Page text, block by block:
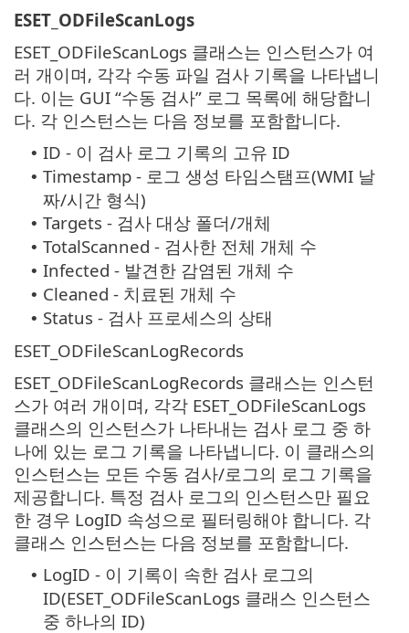
ESET_ODFileScanLogs
ESET_ODFileScanLogs 클래스는 인스턴스가 여
러 개이며, 각각 수동 파일 검사 기록을 나타냅니
다. 이는 GUI “수동 검사” 로그 목록에 해당합니
다. 각 인스턴스는 다음 정보를 포함합니다.
• ID - 이 검사 로그 기록의 고유 ID
• Timestamp - 로그 생성 타임스탬프(WMI 날
짜/시간 형식)
• Targets - 검사 대상 폴더/개체
• TotalScanned - 검사한 전체 개체 수
• Infected - 발견한 감염된 개체 수
• Cleaned - 치료된 개체 수
• Status - 검사 프로세스의 상태
ESET_ODFileScanLogRecords
ESET_ODFileScanLogRecords 클래스는 인스턴
스가 여러 개이며, 각각 ESET_ODFileScanLogs
클래스의 인스턴스가 나타내는 검사 로그 중 하
나에 있는 로그 기록을 나타냅니다. 이 클래스의
인스턴스는 모든 수동 검사/로그의 로그 기록을
제공합니다. 특정 검사 로그의 인스턴스만 필요
한 경우 LogID 속성으로 필터링해야 합니다. 각
클래스 인스턴스는 다음 정보를 포함합니다.
• LogID - 이 기록이 속한 검사 로그의
ID(ESET_ODFileScanLogs 클래스 인스턴스
중 하나의 ID)